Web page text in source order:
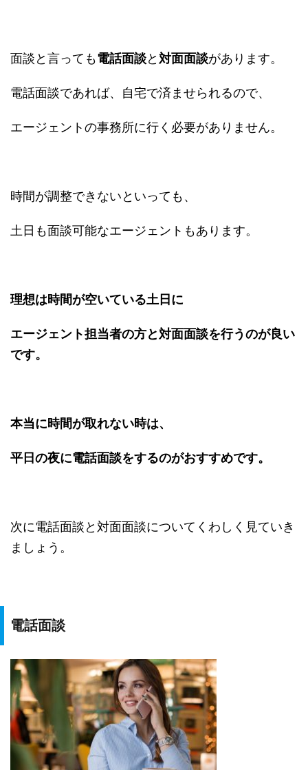
面談と言っても電話面談と対面面談があります。
電話面談であれば、自宅で済ませられるので、
エージェントの事務所に行く必要がありません。
時間が調整できないといっても、
土日も面談可能なエージェントもあります。
理想は時間が空いている土日に
エージェント担当者の方と対面面談を行うのが良い
です。
本当に時間が取れない時は、
平日の夜に電話面談をするのがおすすめです。
次に電話面談と対面面談についてくわしく見ていき
ましょう。
電話面談